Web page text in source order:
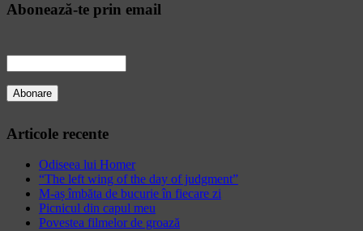
Abonează-te prin email
Articole recente
Odiseea lui Homer
“The left wing of the day of judgment”
M-aș îmbăta de bucurie în fiecare zi
Picnicul din capul meu
Povestea filmelor de groază